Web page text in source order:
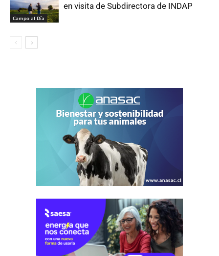
Campo al Día
en visita de Subdirectora de INDAP